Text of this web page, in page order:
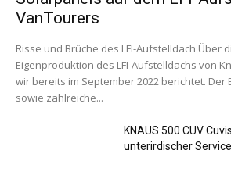
VanTourers
Risse und Brüche des LFI-Aufstelldach Über
Eigenproduktion des LFI-Aufstelldachs von
wir bereits im September 2022 berichtet.
sowie zahlreiche...
KNAUS 500 CUV
unterirdischer Service